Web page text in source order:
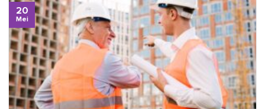
20
Mei